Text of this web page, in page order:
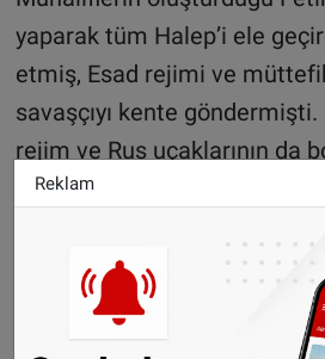
yaparak tüm Halep’i ele
etmiş, Esad rejimi ve
savaşçıyı kente
rejim ve Rus uçaklarının da
yaptığı ifade ediliyor.
gaddarlıkla hava saldırıları
söylerken, “Rejim misket ve
kullanıyor” dedi. AFP’ye
Reklam